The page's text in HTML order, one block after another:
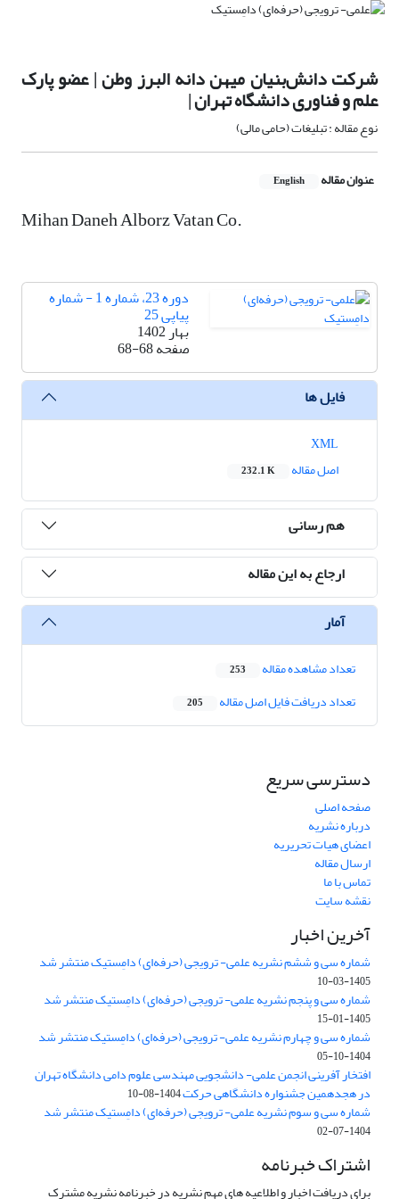
شرکت دانش‌بنیان میهن دانه البرز وطن | عضو پارک
علم و فناوری دانشگاه تهران |
نوع مقاله : تبلیغات (حامی مالی)
عنوان مقاله English
Mihan Daneh Alborz Vatan Co.
دوره 23، شماره 1 - شماره
پیاپی 25
بهار 1402
صفحه68-68
فایل ها
اصل مقاله
232.1 K
هم رسانی
ارجاع به این مقاله
آمار
تعداد مشاهده مقاله 253
تعداد دریافت فایل اصل مقاله 205
دسترسی سریع
صفحه اصلی
درباره نشریه
اعضای هیات تحریریه
ارسال مقاله
تماس با ما
نقشه سایت
آخرین اخبار
شماره سی و ششم نشریه علمی- ترویجی (حرفه‌ای) دامِستیک منتشر شد
1405-03-10
شماره سی و پنجم نشریه علمی- ترویجی (حرفه‌ای) دامِستیک منتشر شد
1405-01-15
شماره سی و چهارم نشریه علمی- ترویجی (حرفه‌ای) دامِستیک منتشر شد
1404-10-05
افتخار آفرینی انجمن علمی- دانشجویی مهندسی علوم دامی دانشگاه تهران
در هجدهمین جشنواره دانشگاهی حرکت1404-08-10
شماره سی و سوم نشریه علمی- ترویجی (حرفه‌ای) دامِستیک منتشر شد
1404-07-02
اشتراک خبرنامه
برای دریافت اخبار و اطلاعیه های مهم نشریه در خبرنامه نشریه مشترک